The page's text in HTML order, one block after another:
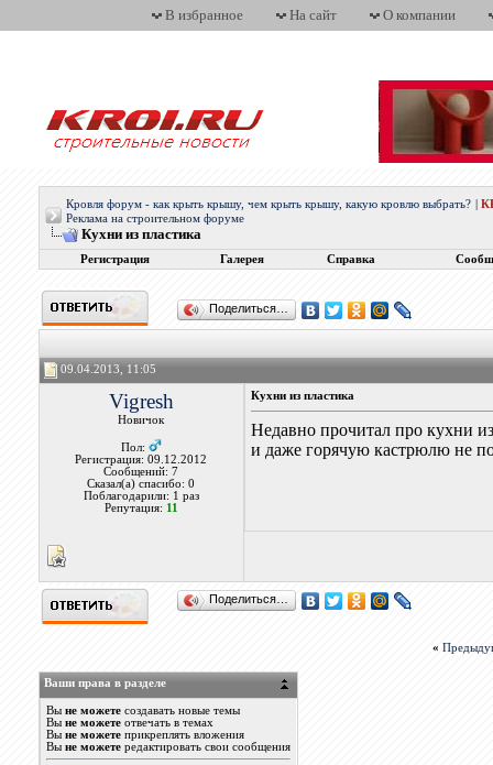
В избранное На сайт О компании
Кровля форум - как крыть крышу, чем крыть крышу, какую кровлю выбрать?
Реклама на строительном форуме
Кухни из пластика
Регистрация Галерея Справка
Поделиться…
09.04.2013, 11:05
Vigresh
Новичок
Пол:
Регистрация: 09.12.2012
Сообщений: 7
Сказал(а) спасибо: 0
Поблагодарили: 1 раз
Репутация: 11
Кухни из пластика
Недавно прочитал про кухни
и даже горячую кастрюлю не
Поделиться…
«
Ваши права в разделе
Вы не можетесоздавать новые темы
Вы не можетеотвечать в темах
Вы не можетеприкреплять вложения
Вы не можетередактировать свои сообщения